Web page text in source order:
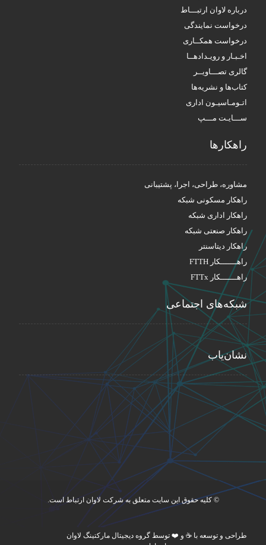
درباره لاوان ارتبـــاط
درخواست نمایندگی
درخواست همکــاری
اخـبـار و رویـدادهــا
گالری تصـــاویــر
کتاب‌ها و نشریه‌ها
اتـومـاسیـون اداری
ســـایـت مـــپ
راهکار‌ها
مشاوره، طراحی، اجرا، پشتیبانی
راهکار مسکونی شبکه
راهکار اداری شبکه
راهکار صنعتی شبکه
راهکار دیتاسنتر
راهـــــــکار FTTH
راهـــــــکار FTTx
شبکه‌های اجتماعی
نشان‌یاب
© کلیه حقوق این سایت متعلق به شرکت لاوان ارتباط است.
طراحی و توسعه با ☕ و ❤️ توسط گروه دیجیتال مارکتینگ لاوان